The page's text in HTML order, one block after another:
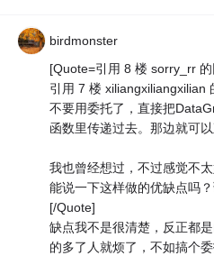
birdmonster
[Quote=引用 8 楼 sorry_rr
引用 7 楼 xiliangxiliangxilian
不要用委托了，直接把
函数里传递过去。那边就可
我也曾经想过，不过感觉不太
能说一下这样做的优缺点吗
[/Quote]
缺点我不是很清楚，反正都
的多了人就烦了，不如搞个